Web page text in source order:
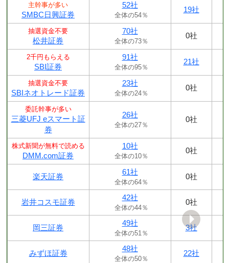
主幹事が多い
SMBC日興証券
52社
全体の54％
19社
抽選資金不要
松井証券
70社
全体の73％
0社
2千円もらえる
SBI証券
91社
全体の95％
21社
抽選資金不要
SBIネオトレード証券
23社
全体の24％
0社
委託幹事が多い
三菱UFJ eスマート証
券
26社
全体の27％
0社
株式新聞が無料で読める
DMM.com証券
10社
全体の10％
0社
楽天証券
61社
全体の64％
0社
岩井コスモ証券
42社
全体の44％
0社
岡三証券
49社
全体の51％
3社
みずほ証券
48社
全体の50％
22社